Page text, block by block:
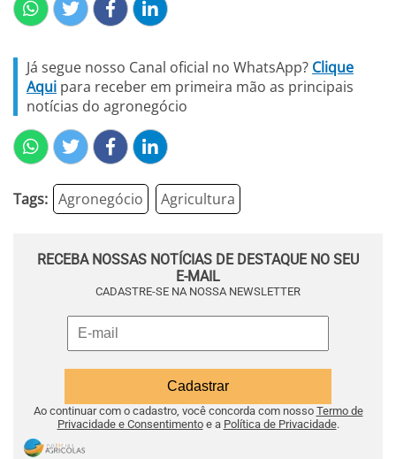
Já segue nosso Canal oficial no WhatsApp? Clique
Aqui para receber em primeira mão as principais
notícias do agronegócio
Tags: Agronegócio Agricultura
RECEBA NOSSAS NOTÍCIAS DE DESTAQUE NO SEU
E-MAIL
CADASTRE-SE NA NOSSA NEWSLETTER
Ao continuar com o cadastro, você concorda com nosso Termo de
Privacidade e Consentimentoe a Política de Privacidade.